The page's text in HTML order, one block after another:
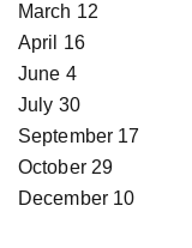
March 12
April 16
June 4
July 30
September 17
October 29
December 10